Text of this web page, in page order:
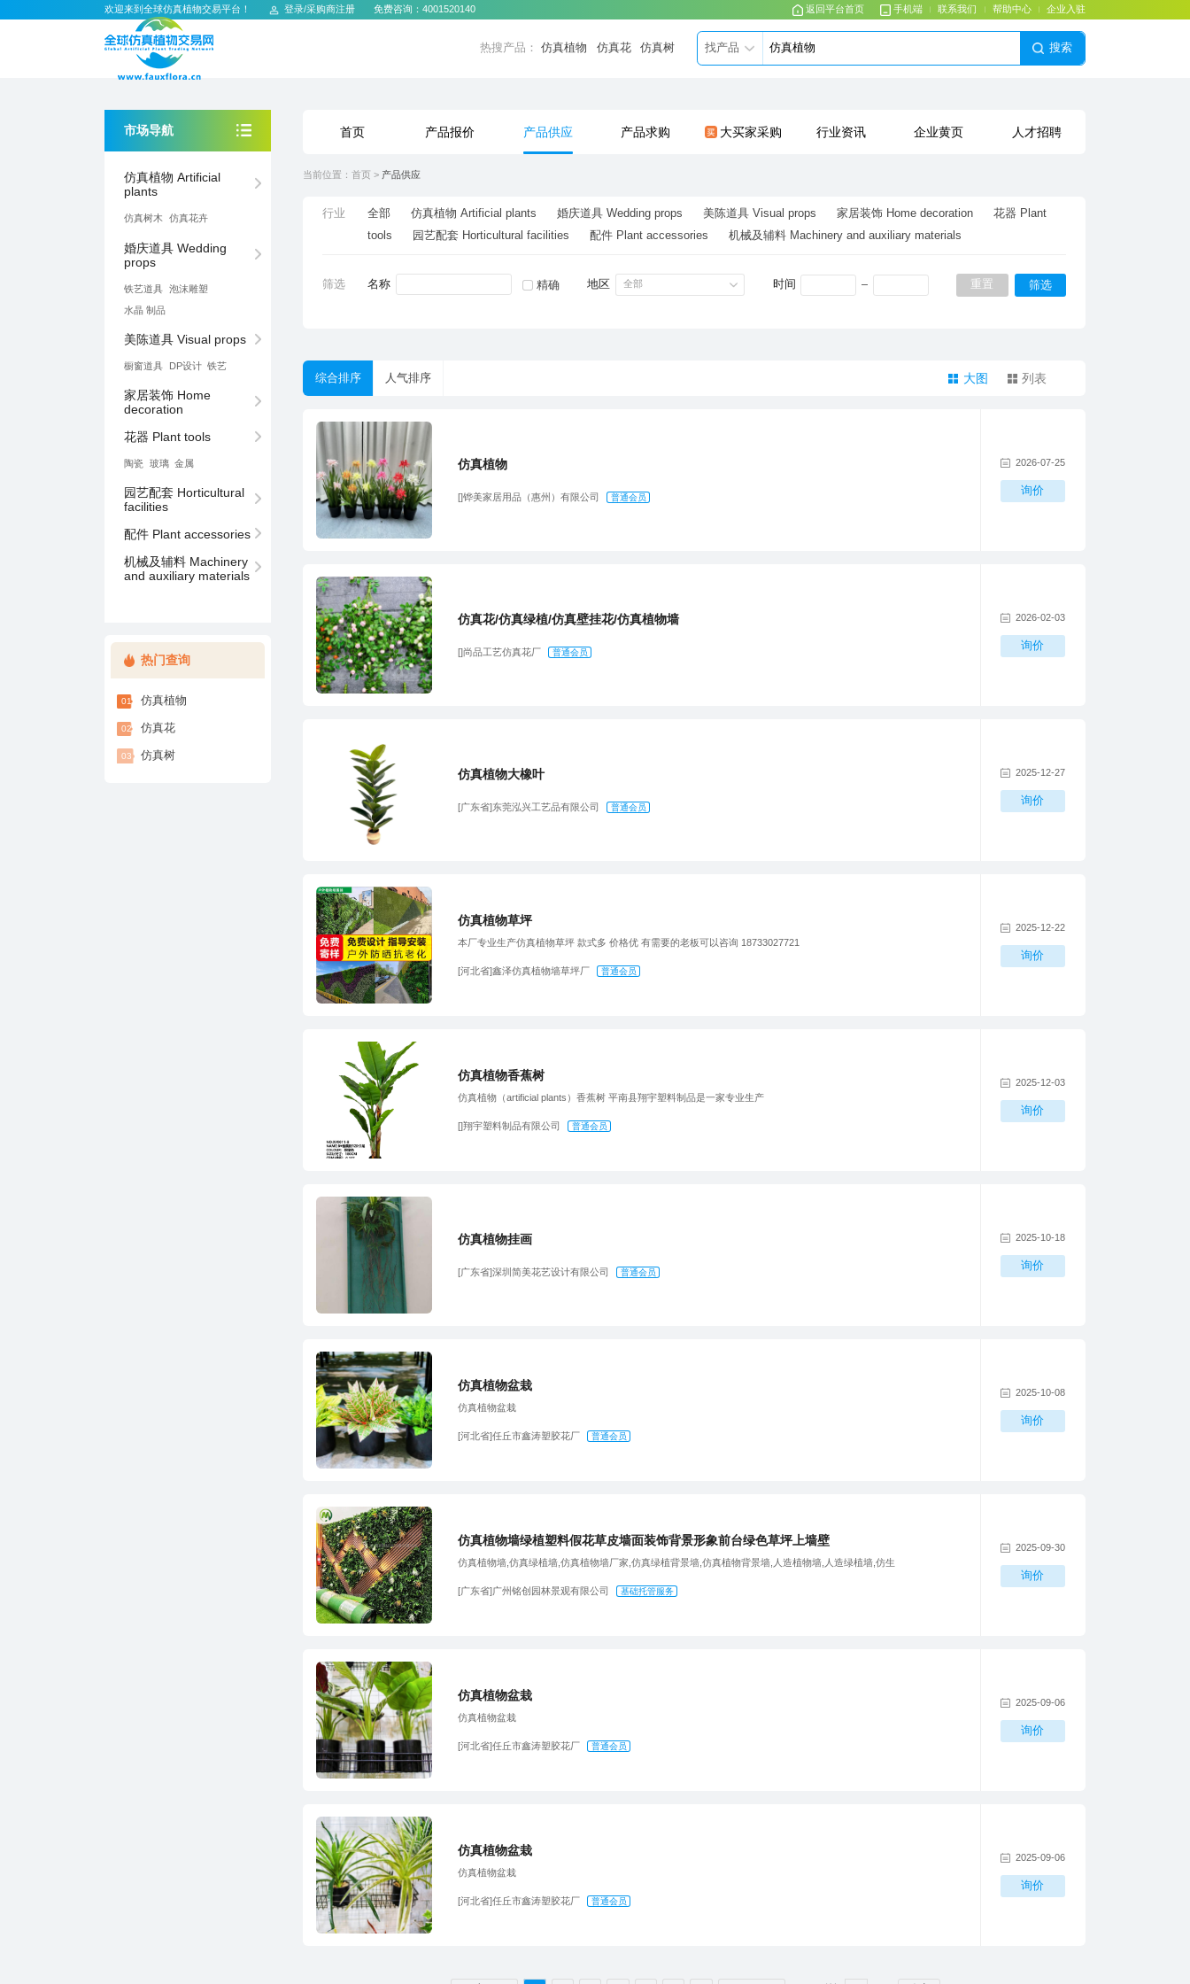
欢迎来到全球仿真植物交易平台！ 登录/采购商注册 免费咨询：4001520140 返回平台首页 手机端 联系我们 帮助中心 企业入驻
热搜产品：仿真植物 仿真花 仿真树 找产品 搜索
市场导航
plants
仿真树⽊ 仿真花卉
props
铁艺道具
泡沫雕塑
⽔晶 制品
美陈道具 Visual props
橱窗道具 DP设计 铁艺
decoration
花器 Plant tools
陶瓷 玻璃 ⾦属
facilities
配件 Plant accessories
and auxiliary materials
热门查询
01 仿真植物
02 仿真花
03 仿真树
首页 产品报价 产品供应 产品求购 大买家采购 行业资讯 企业黄页 人才招聘
当前位置：首页 > 产品供应
行业 全部 仿真植物 Artificial plants 婚庆道具 Wedding props 美陈道具 Visual props
家居装饰 Home decoration
tools
园艺配套 Horticultural facilities 配件 Plant accessories 机械及辅料 Machinery and auxiliary materials
筛选 名称 精确 地区 全部 时间 重置 筛选
综合排序 人气排序 大图 列表
仿真植物
[]铧美家居用品（惠州）有限公司 普通会员
2026-07-25
询价
仿真花/仿真绿植/仿真壁挂花/仿真植物墙
[]尚品工艺仿真花厂 普通会员
2026-02-03
询价
仿真植物大橡叶
[广东省]东莞泓兴工艺品有限公司 普通会员
2025-12-27
询价
仿真植物草坪
本厂专业生产仿真植物草坪 款式多 价格优 有需要的老板可以咨询 18733027721
[河北省]鑫泽仿真植物墙草坪厂 普通会员
2025-12-22
询价
仿真植物香蕉树
仿真植物（artificial plants）香蕉树 平南县翔宇塑料制品是一家专业生产
[]翔宇塑料制品有限公司 普通会员
2025-12-03
询价
仿真植物挂画
[广东省]深圳简美花艺设计有限公司 普通会员
2025-10-18
询价
仿真植物盆栽
仿真植物盆栽
[河北省]任丘市鑫涛塑胶花厂 普通会员
2025-10-08
询价
仿真植物墙绿植塑料假花草皮墙面装饰背景形象前台绿色草坪上墙壁
仿真植物墙,仿真绿植墙,仿真植物墙厂家,仿真绿植背景墙,仿真植物背景墙,人造植物墙,人造绿植墙,仿生
[广东省]广州铭创园林景观有限公司 基础托管服务
2025-09-30
询价
仿真植物盆栽
仿真植物盆栽
[河北省]任丘市鑫涛塑胶花厂 普通会员
2025-09-06
询价
仿真植物盆栽
仿真植物盆栽
[河北省]任丘市鑫涛塑胶花厂 普通会员
2025-09-06
询价